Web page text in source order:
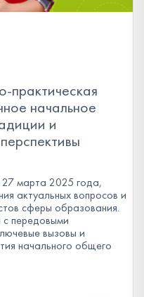
практическая
начальное
и
марта 2025 года,
актуальных вопросов и
сферы образования.
с передовыми
вызовы и
начального общего